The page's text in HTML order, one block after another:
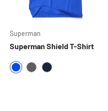
Superman
Superman Shield T-Shirt
BLUEDARKGREY
NAVY